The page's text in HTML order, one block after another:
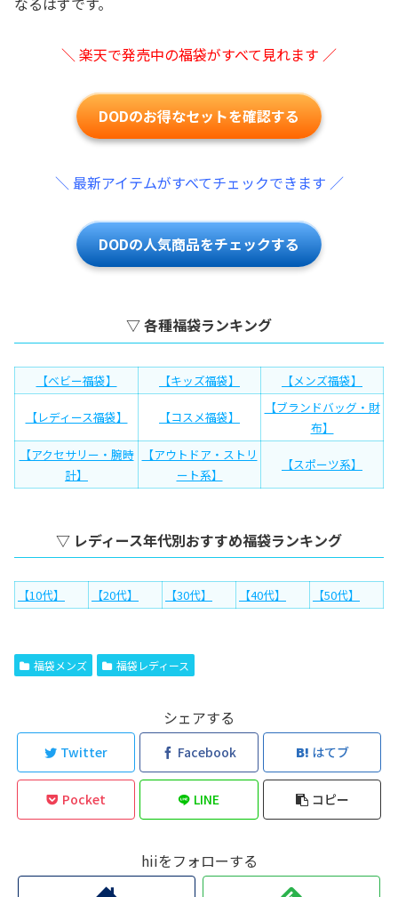
＼ 楽天で発売中の福袋がすべて見れます ／
DODのお得なセットを確認する
＼ 最新アイテムがすべてチェックできます ／
DODの人気商品をチェックする
▽ 各種福袋ランキング
【ベビー福袋】 【キッズ福袋】 【メンズ福袋】
【レディース福袋】 【コスメ福袋】
【ブランドバッグ・財
布】
【アクセサリー・腕時
計】
【アウトドア・ストリ
ート系】
【スポーツ系】
▽ レディース年代別おすすめ福袋ランキング
【10代】 【20代】 【30代】 【40代】 【50代】
福袋メンズ 福袋レディース
シェアする
Twitter Facebook はてブ
Pocket LINE コピー
hiiをフォローする